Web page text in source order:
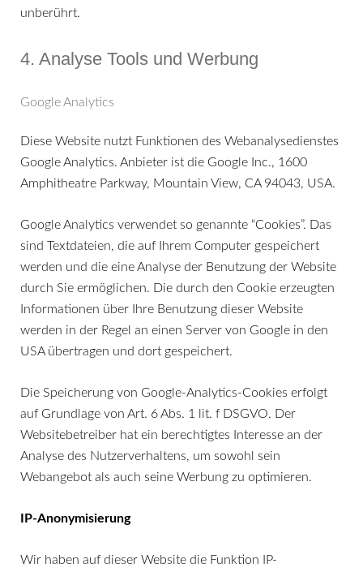
unberührt.
4. Analyse Tools und Werbung
Google Analytics
Diese Website nutzt Funktionen des Webanalysedienstes
Google Analytics. Anbieter ist die Google Inc., 1600
Amphitheatre Parkway, Mountain View, CA 94043, USA.
Google Analytics verwendet so genannte “Cookies”. Das
sind Textdateien, die auf Ihrem Computer gespeichert
werden und die eine Analyse der Benutzung der Website
durch Sie ermöglichen. Die durch den Cookie erzeugten
Informationen über Ihre Benutzung dieser Website
werden in der Regel an einen Server von Google in den
USA übertragen und dort gespeichert.
Die Speicherung von Google-Analytics-Cookies erfolgt
auf Grundlage von Art. 6 Abs. 1 lit. f DSGVO. Der
Websitebetreiber hat ein berechtigtes Interesse an der
Analyse des Nutzerverhaltens, um sowohl sein
Webangebot als auch seine Werbung zu optimieren.
IP-Anonymisierung
Wir haben auf dieser Website die Funktion IP-